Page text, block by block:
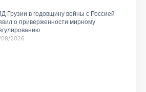
Грузии в годовщину войны с Россией
о приверженности мирному
2026